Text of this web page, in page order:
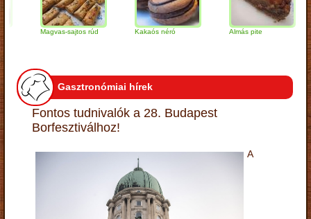
Magvas-sajtos rúd Kakaós néró Almás pite
Gasztronómiai hírek
Fontos tudnivalók a 28. Budapest
Borfesztiválhoz!
A